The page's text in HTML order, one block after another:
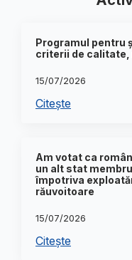
Programul pentru
criterii de calitate,
15/07/2026
Citește
Am votat ca
un alt stat
împotriva
răuvoitoare
15/07/2026
Citește